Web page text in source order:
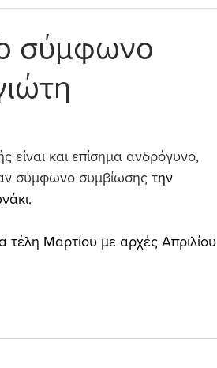
σύμφωνο
είναι και επίσημα ανδρόγυνο,
σύμφωνο συμβίωσης την
τέλη Μαρτίου με αρχές Απριλίου